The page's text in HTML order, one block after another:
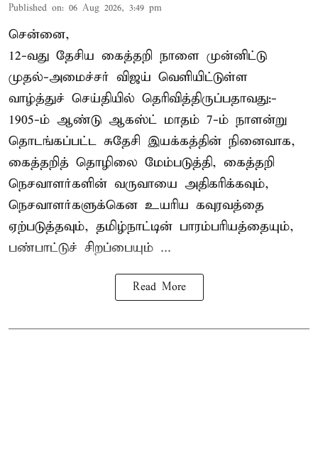
Published on: 06 Aug 2026, 3:49 pm
சென்னை,
12-வது தேசிய கைத்தறி நாளை முன்னிட்டு
முதல்-அமைச்சர் விஜய் வெளியிட்டுள்ள
வாழ்த்துச் செய்தியில் தெரிவித்திருப்பதாவது:-
1905-ம் ஆண்டு ஆகஸ்ட் மாதம் 7-ம் நாளன்று
தொடங்கப்பட்ட சுதேசி இயக்கத்தின் நினைவாக,
கைத்தறித் தொழிலை மேம்படுத்தி, கைத்தறி
நெசவாளர்களின் வருவாயை அதிகரிக்கவும்,
நெசவாளர்களுக்கென உயரிய கவுரவத்தை
ஏற்படுத்தவும், தமிழ்நாட்டின் பாரம்பரியத்தையும்,
பண்பாட்டுச் சிறப்பையும் ...
Read More